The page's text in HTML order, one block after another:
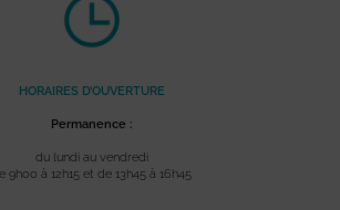
HORAIRES D’OUVERTURE
Permanence :
du lundi au vendredi
9h00 à 12h15 et de 13h45 à 16h45